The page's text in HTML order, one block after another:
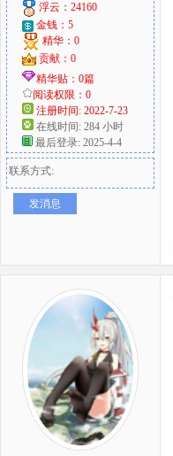
浮云：24160
金钱：5
精华：0
贡献：0
精华贴：0篇
阅读权限：0
注册时间: 2022-7-23
在线时间: 284 小时
最后登录: 2025-4-4
联系方式:
发消息